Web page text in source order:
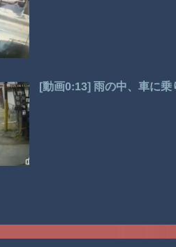
[動画0:13] 雨の中、車に